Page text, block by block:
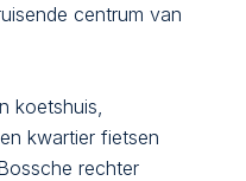
centrum van
koetshuis,
kwartier fietsen
rechter